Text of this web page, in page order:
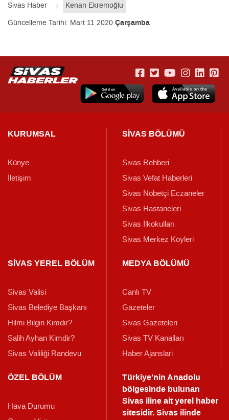
Sivas Haber
Kenan Ekremoğlu
Güncelleme Tarihi: Mart 11 2020 Çarşamba
KURUMSAL
Künye
İletişim
SİVAS BÖLÜMÜ
Sivas Rehberi
Sivas Vefat Haberleri
Sivas Nöbetçi Eczaneler
Sivas Hastaneleri
Sivas İlkokulları
Sivas Merkez Köyleri
SİVAS YEREL BÖLÜM
Sivas Valisi
Sivas Belediye Başkanı
Hilmi Bilgin Kimdir?
Salih Ayhan Kimdir?
Sivas Valiliği Randevu
MEDYA BÖLÜMÜ
Canlı TV
Gazeteler
Sivas Gazeteleri
Sivas TV Kanalları
Haber Ajanslari
ÖZEL BÖLÜM
Hava Durumu
Türkiye'nin Anadolu
bölgesinde bulunan
Sivas iline ait yerel haber
sitesidir. Sivas ilinde